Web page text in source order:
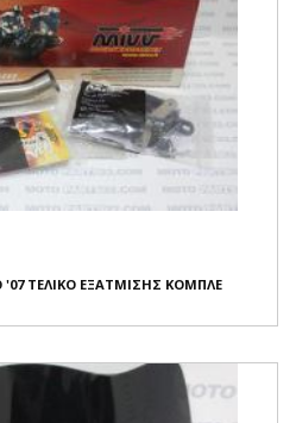
'07 ΤΕΛΙΚΟ ΕΞΑΤΜΙΣΗΣ ΚΟΜΠΛΕ